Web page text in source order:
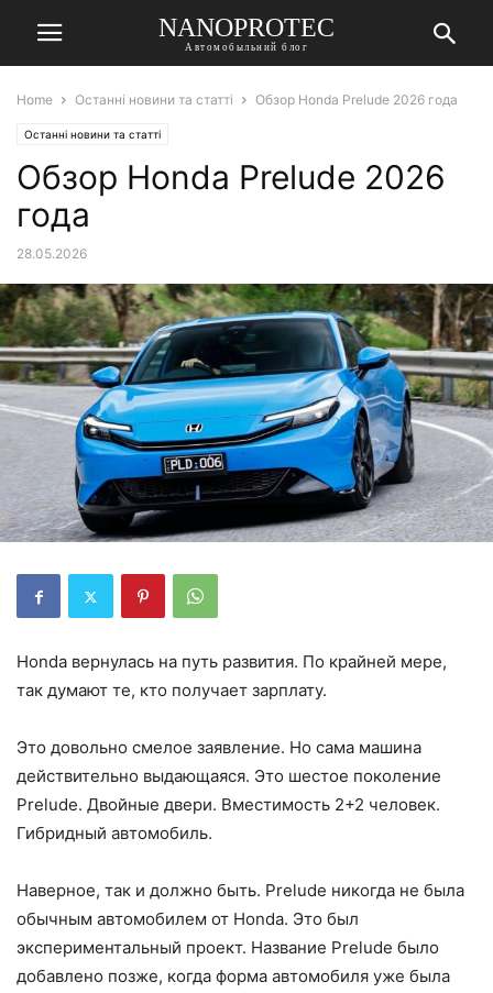
NANOPROTEC
Автомобыльний блог
Home Останні новини та статті Обзор Honda Prelude 2026 года
Останні новини та статті
Обзор Honda Prelude 2026
года
28.05.2026
Honda вернулась на путь развития. По крайней мере,
так думают те, кто получает зарплату.
Это довольно смелое заявление. Но сама машина
действительно выдающаяся. Это шестое поколение
Prelude. Двойные двери. Вместимость 2+2 человек.
Гибридный автомобиль.
Наверное, так и должно быть. Prelude никогда не была
обычным автомобилем от Honda. Это был
экспериментальный проект. Название Prelude было
добавлено позже, когда форма автомобиля уже была